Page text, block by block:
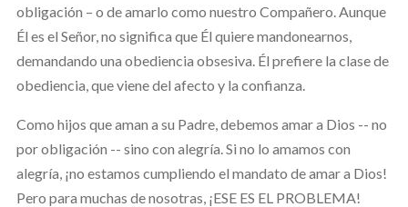
obligación – o de amarlo como nuestro Compañero. Aunque
Él es el Señor, no significa que Él quiere mandonearnos,
demandando una obediencia obsesiva. Él prefiere la clase de
obediencia, que viene del afecto y la confianza.
Como hijos que aman a su Padre, debemos amar a Dios -- no
por obligación -- sino con alegría. Si no lo amamos con
alegría, ¡no estamos cumpliendo el mandato de amar a Dios!
Pero para muchas de nosotras, ¡ESE ES EL PROBLEMA!